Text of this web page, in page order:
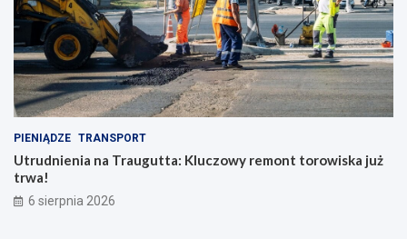
PIENIĄDZE TRANSPORT
Utrudnienia na Traugutta: Kluczowy remont torowiska już
trwa!
6 sierpnia 2026